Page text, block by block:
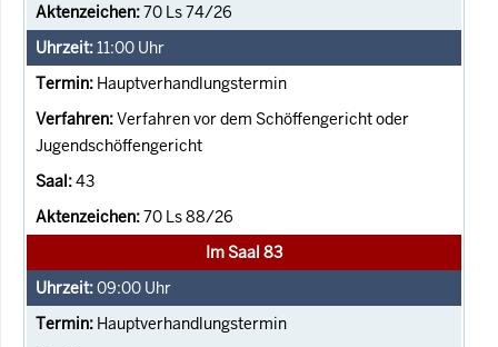
70 Ls 74/26
11:00 Uhr
Hauptverhandlungstermin
Verfahren vor dem Schöffengericht oder
Jugendschöffengericht
43
70 Ls 88/26
Im Saal 83
09:00 Uhr
Hauptverhandlungstermin